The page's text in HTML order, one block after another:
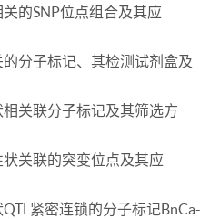
的SNP位点组合及其应
分子标记、其检测试剂盒及
关联分子标记及其筛选方
关联的突变位点及其应
紧密连锁的分子标记BnCa-